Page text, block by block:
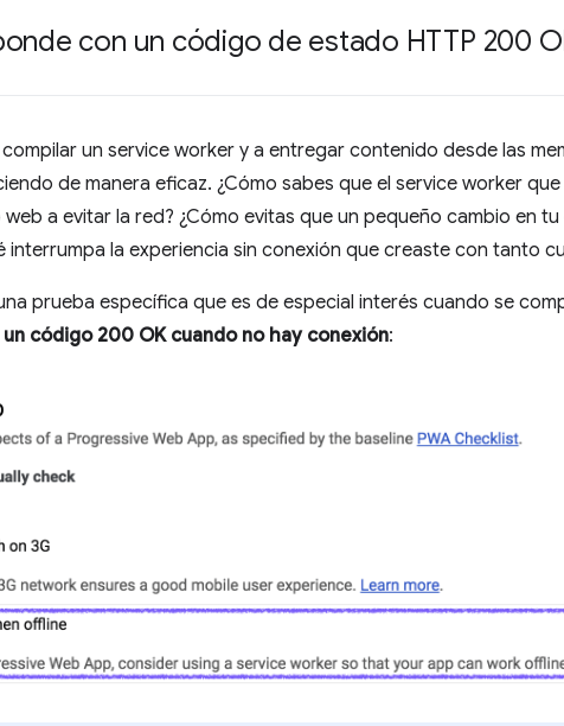
con un código de estado HTTP 200
un service worker y a entregar contenido desde las
de manera eficaz. ¿Cómo sabes que el service worker
a evitar la red? ¿Cómo evitas que un pequeño cambio en
interrumpa la experiencia sin conexión que creaste con tanto
prueba específica que es de especial interés cuando se
código 200 OK cuando no hay conexión: